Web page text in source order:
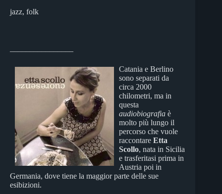
jazz, folk
Catania e Berlino
sono separati da
circa 2000
chilometri, ma in
questa
audiobiografia è
molto più lungo il
percorso che vuole
raccontare Etta
Scollo, nata in Sicilia
e trasferitasi prima in
Austria poi in
Germania, dove tiene la maggior parte delle sue
esibizioni.